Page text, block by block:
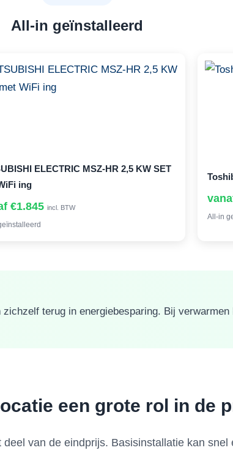
All-in geïnstalleerd
ELECTRIC MSZ-HR 2,5 KW SET
ing
€1.845 incl. BTW
All-in
zichzelf terug in energiebesparing. Bij
een grote rol in de
van de eindprijs. Basisinstallatie kan